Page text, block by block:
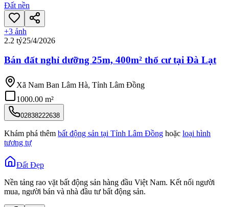
Đất nền
+3 ảnh
2.2 tỷ25/4/2026
Bán đất nghỉ dưỡng 25m, 400m² thổ cư tại Đà Lạt
Xã Nam Ban Lâm Hà, Tỉnh Lâm Đồng
1000.00 m²
02838222638
Khám phá thêm bất động sản tại Tỉnh Lâm Đồng hoặc loại hình
tương tự
Đất Đẹp
Nền tảng rao vặt bất động sản hàng đầu Việt Nam. Kết nối người
mua, người bán và nhà đầu tư bất động sản.